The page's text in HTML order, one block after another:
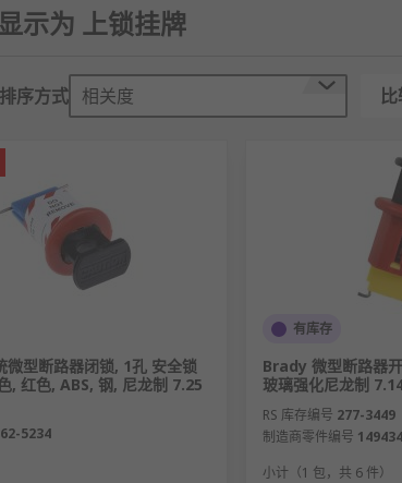
”“高压危险”），传递明确的安全警示信息，提醒
全管控的责任追溯，便于管理人员核查现场安全
挂牌、防静电锁挂牌
锁挂牌、通用警示锁挂牌
防拆型锁挂牌
矩形规格，以及圆形、异形定制规格
示为 上锁挂牌
排序方式 相关度
微型断路器闭锁, 1孔 安全锁
, 红色, ABS, 钢, 尼龙制 7.25
5234
有库存
Brady 微型断路器
玻璃强化尼龙制
RS 库存编号 277-3449
制造商零件编号 149434
小计（1 包，共 6 件）